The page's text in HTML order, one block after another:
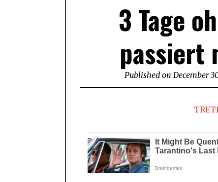
3 Tage
passiert
Published on December